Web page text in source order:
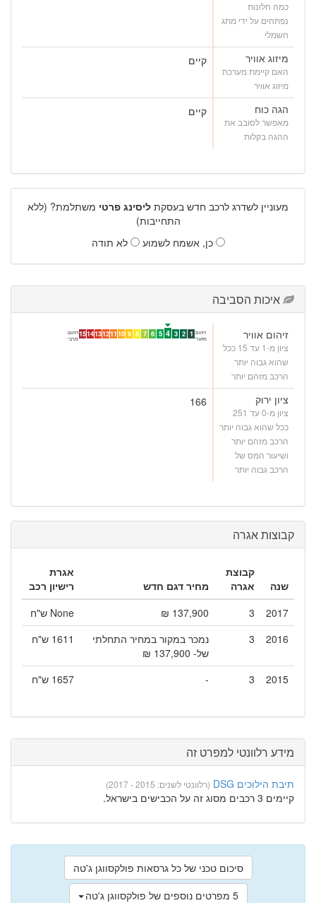
כמה חלונות
נפתחים על ידי מתג
חשמלי
מיזוג אוויר
האם קיימת מערכת
מיזוג אוויר
קיים
הגה כוח
מאפשר לסובב את
ההגה בקלות
קיים
מעוניין לשדרג לרכב חדש בעסקת ליסינג פרטי משתלמת? (ללא
התחייבות)
כן, אשמח לשמוע
לא תודה
איכות הסביבה
זיהום אוויר
ציון מ-1 עד 15 ככל
שהוא גבוה יותר
הרכב מזהם יותר
זיהום
מזערי 1
2
3
4
5
6
7
8
9
10
11
12
13
14
15זיהום
מרבי
ציון ירוק
ציון מ-0 עד 251
ככל שהוא גבוה יותר
הרכב מזהם יותר
ושיעור המס של
הרכב גבוה יותר
166
קבוצות אגרה
שנה
קבוצת
אגרה
מחיר דגם חדש
אגרת
רישיון רכב
2017
3
137,900 ₪
None ש"ח
2016
3
נמכר במקור במחיר התחלתי
של- 137,900 ₪
1611 ש"ח
2015
3
- 1657 ש"ח
מידע רלוונטי למפרט זה
תיבת הילוכים DSG (רלוונטי לשנים: 2015 - 2017)
קיימים 3 רכבים מסוג זה על הכבישים בישראל.
סיכום טכני של כל גרסאות פולקסווגן ג'טה
5 מפרטים נוספים של פולקסווגן ג'טה